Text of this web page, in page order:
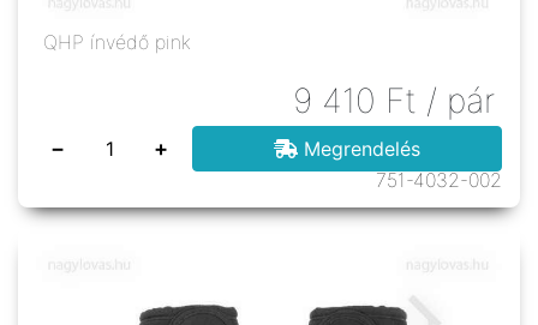
QHP ínvédő pink
9 410 Ft / pár
− +
Megrendelés
751-4032-002